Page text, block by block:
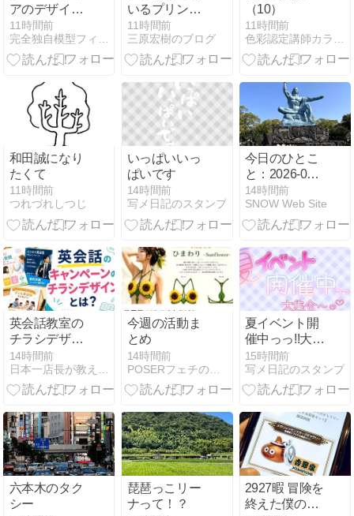
アのデザイン
を意識したガ
ンダムエクス
ペンダブルス
11時間前
完全独自模型フィギュアプラモデートの公開
いるプリンタ
ー
11時間前
三原宏樹のブログ
（10）
11時間前
色彩認定講師カラリスト近藤正憲
和田誠になり
たくて
11時間前
つれづれしつじ
いっぱいいっ
ぱいです
14時間前
写メ日記のスタンプ
今日のひとこ
と：2026-08-
09 -ながさき
平和の日-
14時間前
SNOW Web Site
英会話教室の
チラシデザイ
ン完全ガイド
｜キャンペー
ン集客の成功
14時間前
今週の活動ま
とめ
14時間前
POSERフェチのブログ
夏イベント開
催中っっ!!大集
合～♡♡
15時間前
写メ日記のスタンプ
六本木のタク
シー
琵琶っこリー
ナって！？
2927暇 冒険を
終えた僕の物